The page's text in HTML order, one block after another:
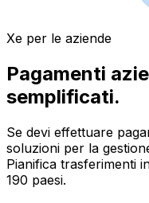
Xe per le aziende
Pagamenti
semplificati.
Se devi effettuare
soluzioni per la
Pianifica trasferimenti
190 paesi.